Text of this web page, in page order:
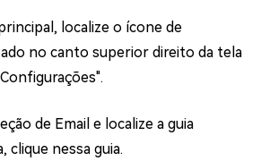
localize o ícone de
no canto superior direito da tela
de Email e localize a guia
clique nessa guia.